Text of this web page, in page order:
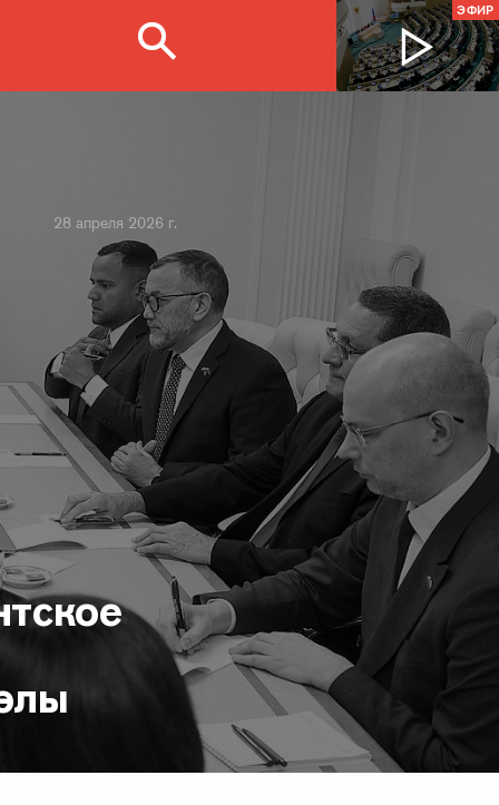
ЭФИР
28 апреля 2026 г.